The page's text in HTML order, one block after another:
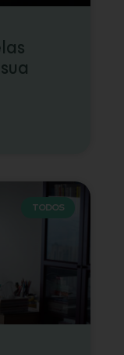
TODOS